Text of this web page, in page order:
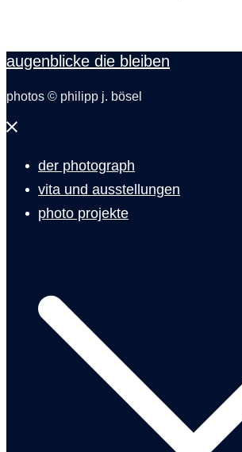
augenblicke die bleiben
photos © philipp j. bösel
Menü
der photograph
vita und ausstellungen
photo projekte